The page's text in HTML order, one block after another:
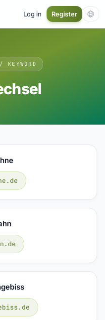
Log in Register
KEYWORD